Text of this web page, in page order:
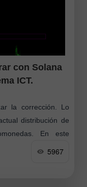
con Solana
ICT.
la corrección. Lo
distribución de
En este
5967